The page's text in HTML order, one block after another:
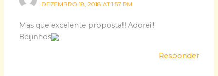
DEZEMBRO 18, 2018 AT 1:57 PM
Mas que excelente proposta!!! Adorei!!
Beijinhos
Responder